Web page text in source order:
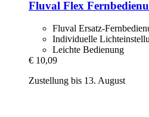
Fluval Flex
Fluval Ersatz-
Individuelle
Leichte Bedienung
€ 10,09
Zustellung bis 13. August